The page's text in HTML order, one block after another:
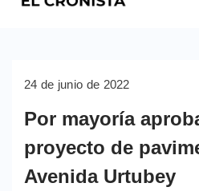
24 de junio de 2022
Por mayoría
proyecto de
Avenida Urtubey